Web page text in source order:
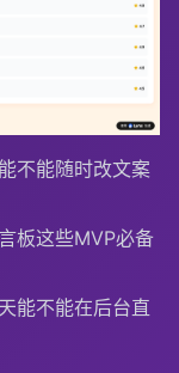
不能随时改文案
板这些MVP必备
能不能在后台直